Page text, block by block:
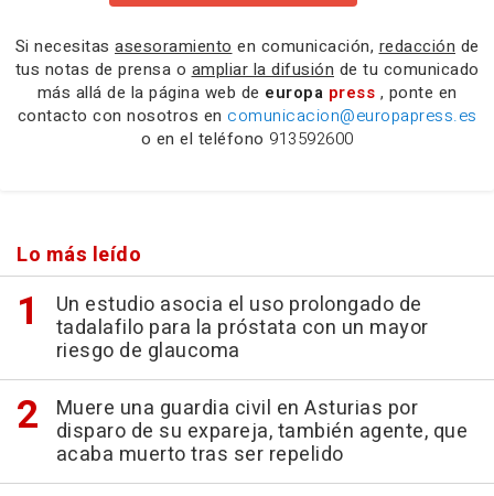
Si necesitas asesoramiento en comunicación, redacción de
tus notas de prensa o ampliar la difusión de tu comunicado
más allá de la página web de europa press , ponte en
contacto con nosotros en comunicacion@europapress.es
o en el teléfono 913592600
Lo más leído
Un estudio asocia el uso prolongado de
tadalafilo para la próstata con un mayor
riesgo de glaucoma
Muere una guardia civil en Asturias por
disparo de su expareja, también agente, que
acaba muerto tras ser repelido